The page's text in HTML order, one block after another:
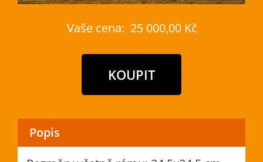
Vaše cena: 25 000,00 Kč
Popis